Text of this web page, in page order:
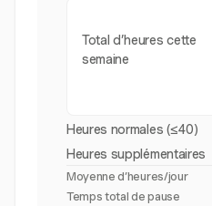
Total d’heures cette
semaine
Heures normales (≤40)
Heures supplémentaires
Moyenne d’heures/jour
Temps total de pause